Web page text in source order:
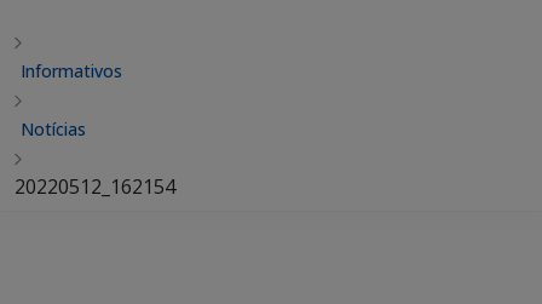
Informativos
Notícias
20220512_162154